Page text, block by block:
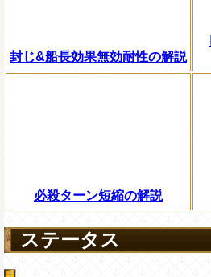
封じ&船長効果無効耐性の解説
必殺ターン短縮の解説
ステータス